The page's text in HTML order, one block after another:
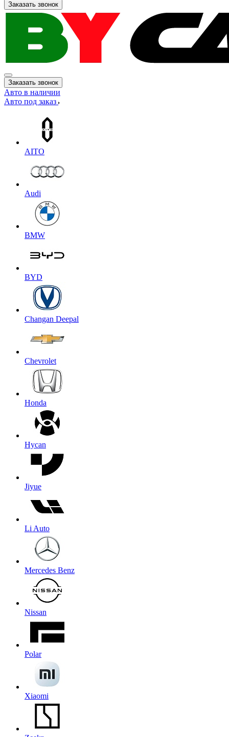
Заказать звонок
Заказать звонок
Авто в наличии
Авто под заказ
AITO
Audi
BMW
BYD
Changan Deepal
Chevrolet
Honda
Hycan
Jiyue
Li Auto
Mercedes Benz
Nissan
Polar
Xiaomi